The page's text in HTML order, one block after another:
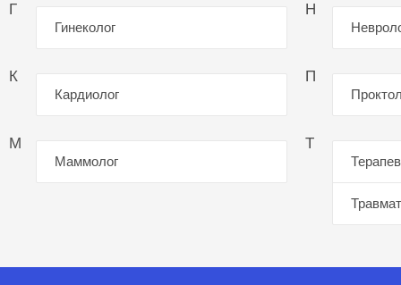
Г
Гинеколог
К
Кардиолог
М
Маммолог
Н
П
Т